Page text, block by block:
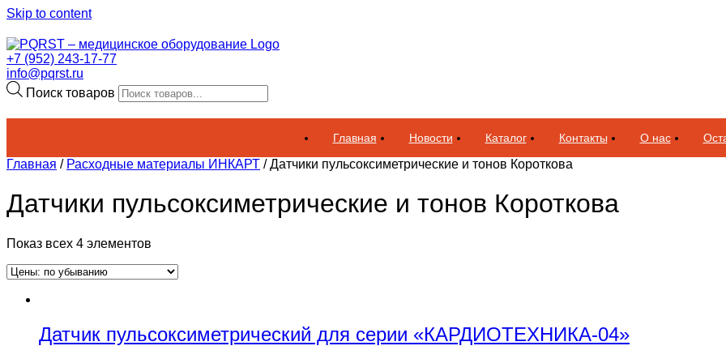
Skip to content
+7 (952) 243-17-77
info@pqrst.ru
Поиск товаров
Главная Новости Каталог Контакты О нас
Главная / Расходные материалы ИНКАРТ / Датчики пульсоксиметрические и тонов Короткова
Датчики пульсоксиметрические и тонов Короткова
Показ всех 4 элементов
Датчик пульсоксиметрический для серии «КАРДИОТЕХНИКА-04»